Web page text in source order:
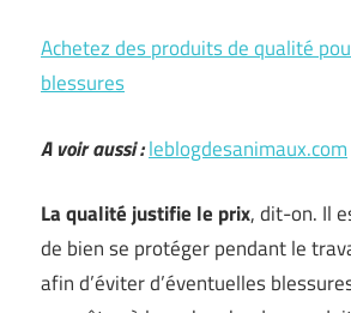
Achetez des produits de qualité
blessures
A voir aussi :leblogdesanimaux.com
La qualité justifie le prix, dit-on. Il
de bien se protéger pendant le
afin d’éviter d’éventuelles